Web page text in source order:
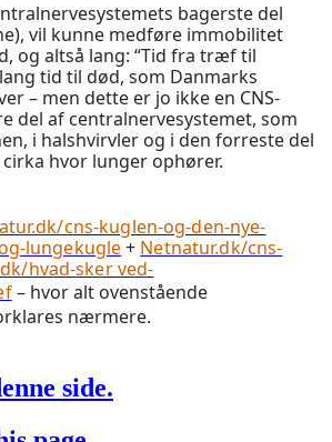
bagerste del
vil kunne medføre immobilitet
og altså lang: “Tid fra træf til
tid til død, som Danmarks
– men dette er jo ikke en CNS-
del af centralnervesystemet, som
i halshvirvler og i den forreste del
hvor lunger ophører.
cns-kuglen-og-den-nye-
lungekugle+ Netnatur.dk/cns-
hvad-sker ved-
– hvor alt ovenstående
nærmere.
side.